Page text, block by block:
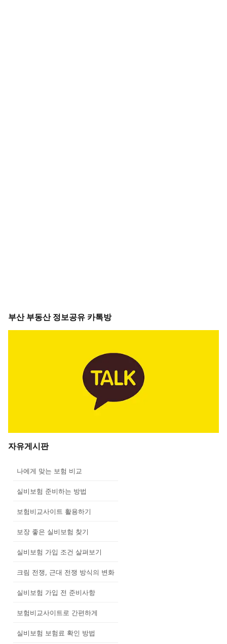
부산 부동산 정보공유 카톡방
자유게시판
나에게 맞는 보험 비교
실비보험 준비하는 방법
보험비교사이트 활용하기
보장 좋은 실비보험 찾기
실비보험 가입 조건 살펴보기
크림 전쟁, 근대 전쟁 방식의 변화
실비보험 가입 전 준비사항
보험비교사이트로 간편하게
실비보험 보험료 확인 방법